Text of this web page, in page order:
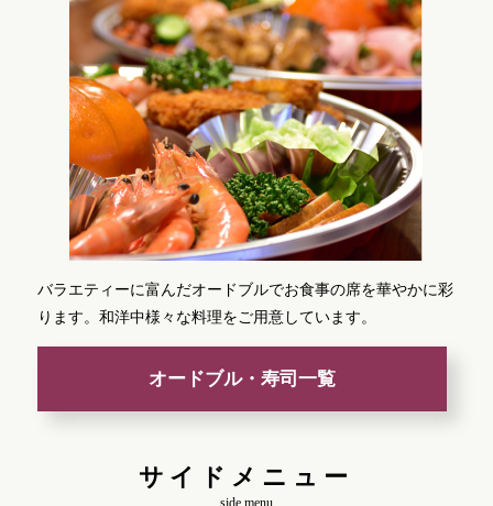
バラエティーに富んだオードブルでお食事の席を華やかに彩
ります。和洋中様々な料理をご用意しています。
オードブル・寿司一覧
サイドメニュー
side menu